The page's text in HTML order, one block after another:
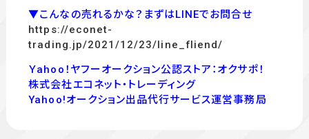
▼こんなの売れるかな？まずはLINEでお問合せ
https://econet-
trading.jp/2021/12/23/line_fliend/
Ｙahoo！ヤフーオークション公認ストア：オクサポ！
株式会社エコネット・トレーディング
Yahoo!オークション出品代行サービス運営事務局